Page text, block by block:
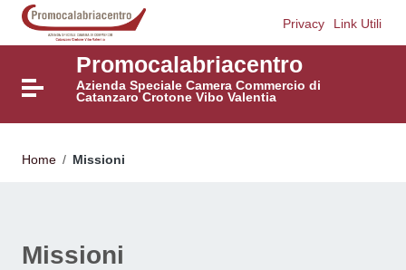
Vai ai contenuti
Vai al menu di navigazione
Vai al footer
Privacy Link Utili
Attiva / disattiva la navigazione
Promocalabriacentro
Azienda Speciale Camera Commercio di
Catanzaro Crotone Vibo Valentia
Home / Missioni
Missioni